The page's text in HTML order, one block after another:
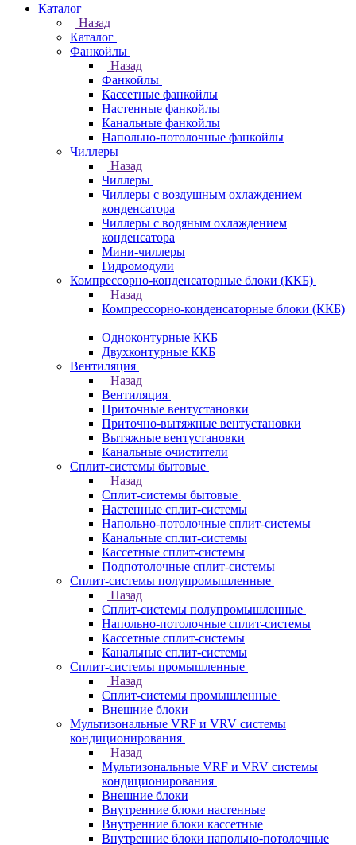
Каталог
Назад
Каталог
Фанкойлы
Назад
Фанкойлы
Кассетные фанкойлы
Настенные фанкойлы
Канальные фанкойлы
Напольно-потолочные фанкойлы
Чиллеры
Назад
Чиллеры
Чиллеры с воздушным охлаждением
конденсатора
Чиллеры с водяным охлаждением
конденсатора
Мини-чиллеры
Гидромодули
Компрессорно-конденсаторные блоки (ККБ)
Назад
Компрессорно-конденсаторные блоки (ККБ)
Одноконтурные ККБ
Двухконтурные ККБ
Вентиляция
Назад
Вентиляция
Приточные вентустановки
Приточно-вытяжные вентустановки
Вытяжные вентустановки
Канальные очистители
Сплит-системы бытовые
Назад
Сплит-системы бытовые
Настенные сплит-системы
Напольно-потолочные сплит-системы
Канальные сплит-системы
Кассетные сплит-системы
Подпотолочные сплит-системы
Сплит-системы полупромышленные
Назад
Сплит-системы полупромышленные
Напольно-потолочные сплит-системы
Кассетные сплит-системы
Канальные сплит-системы
Сплит-системы промышленные
Назад
Сплит-системы промышленные
Внешние блоки
Мультизональные VRF и VRV системы
кондиционирования
Назад
Мультизональные VRF и VRV системы
кондиционирования
Внешние блоки
Внутренние блоки настенные
Внутренние блоки кассетные
Внутренние блоки напольно-потолочные